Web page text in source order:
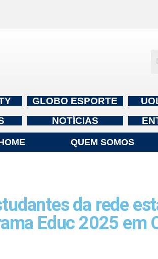
GLOBO ESPORTE
NOTÍCIAS
QUEM SOMOS
da rede
Educ 2025 em